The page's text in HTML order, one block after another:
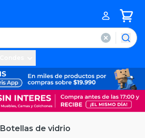
Botellas de vidrio